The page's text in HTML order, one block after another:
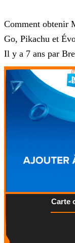
Comment obtenir
Go, Pikachu et
Il y a 7 ans par
Carte